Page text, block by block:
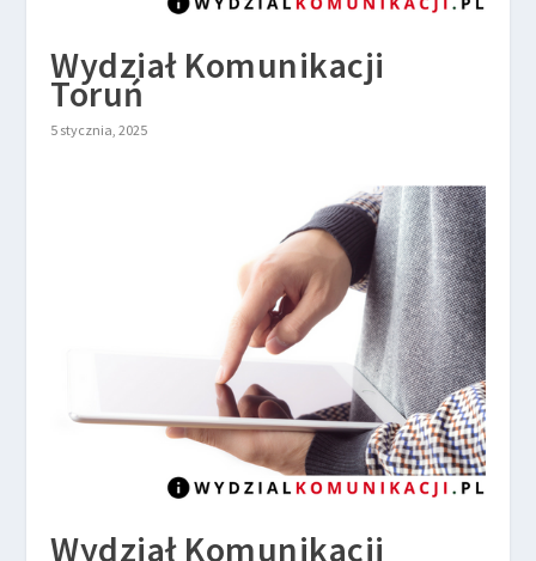
Wydział Komunikacji
Toruń
5 stycznia, 2025
Wydział Komunikacji